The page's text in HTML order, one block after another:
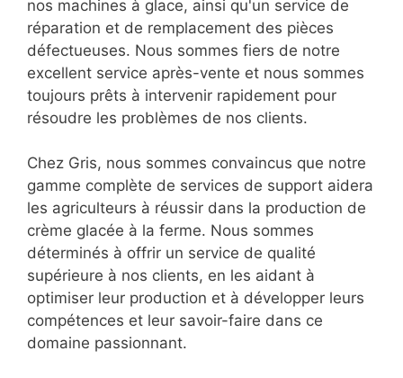
nos machines à glace, ainsi qu'un service de
réparation et de remplacement des pièces
défectueuses. Nous sommes fiers de notre
excellent service après-vente et nous sommes
toujours prêts à intervenir rapidement pour
résoudre les problèmes de nos clients.
Chez Gris, nous sommes convaincus que notre
gamme complète de services de support aidera
les agriculteurs à réussir dans la production de
crème glacée à la ferme. Nous sommes
déterminés à offrir un service de qualité
supérieure à nos clients, en les aidant à
optimiser leur production et à développer leurs
compétences et leur savoir-faire dans ce
domaine passionnant.